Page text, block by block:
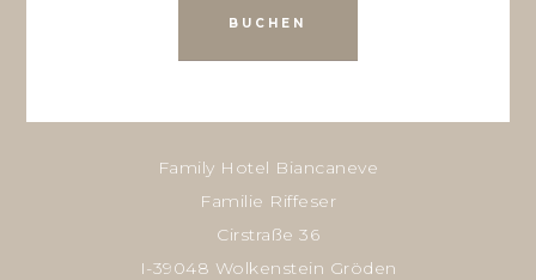
BUCHEN
Family Hotel Biancaneve
Familie Riffeser
Cirstraße 36
I-39048 Wolkenstein Gröden